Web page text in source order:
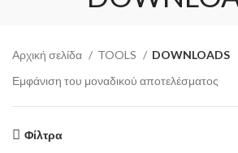
Αρχική σελίδα TOOLS
DOWNLOADS
Εμφάνιση του μοναδικού αποτελέσματος
Φίλτρα